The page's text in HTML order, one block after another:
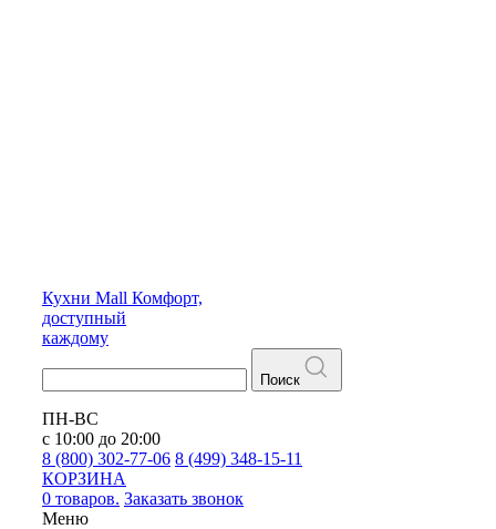
Кухни Mall Комфорт,
доступный
каждому
Поиск
ПН-ВС
с 10:00 до 20:00
8 (800) 302-77-06 8 (499) 348-15-11
КОРЗИНА
0 товаров. Заказать звонок
Меню